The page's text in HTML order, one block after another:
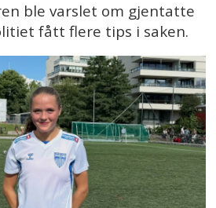
ble varslet om gjentatte
fått flere tips i saken.